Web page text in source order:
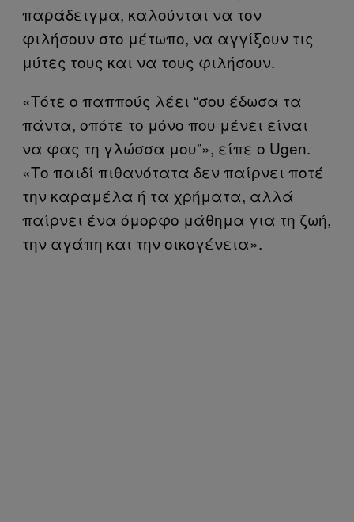
παράδειγμα, καλούνται να τον
φιλήσουν στο μέτωπο, να αγγίξουν τις
μύτες τους και να τους φιλήσουν.
«Τότε ο παππούς λέει “σου έδωσα τα
πάντα, οπότε το μόνο που μένει είναι
να φας τη γλώσσα μου”», είπε ο Ugen.
«Το παιδί πιθανότατα δεν παίρνει ποτέ
την καραμέλα ή τα χρήματα, αλλά
παίρνει ένα όμορφο μάθημα για τη ζωή,
την αγάπη και την οικογένεια».